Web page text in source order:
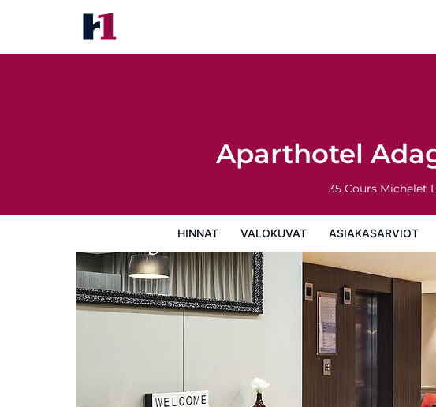
Aparthotel
35 Cours Michelet
HINNAT VALOKUVAT ASIAKASARVIOT